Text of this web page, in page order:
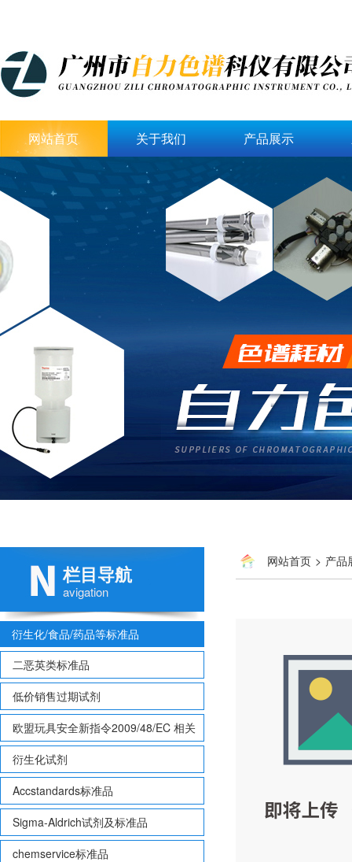
网站首页 关于我们 产品展示
栏目导航
avigation
衍生化/食品/药品等标准品
二恶英类标准品
低价销售过期试剂
欧盟玩具安全新指令2009/48/EC 相关
致敏性香味剂标准品
衍生化试剂
Accstandards标准品
Sigma-Aldrich试剂及标准品
chemservice标准品
网站首页 > 产品